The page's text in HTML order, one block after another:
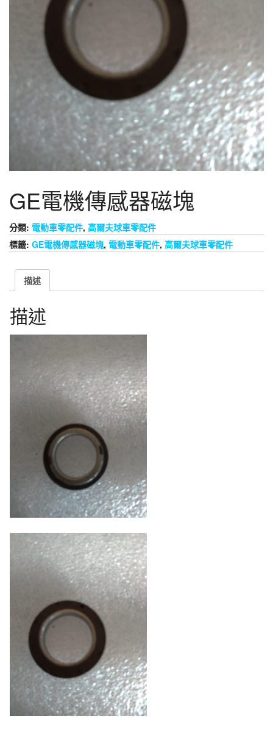
GE電機傳感器磁塊
分類: 電動車零配件, 高爾夫球車零配件
標籤: GE電機傳感器磁塊, 電動車零配件, 高爾夫球車零配件
描述
描述